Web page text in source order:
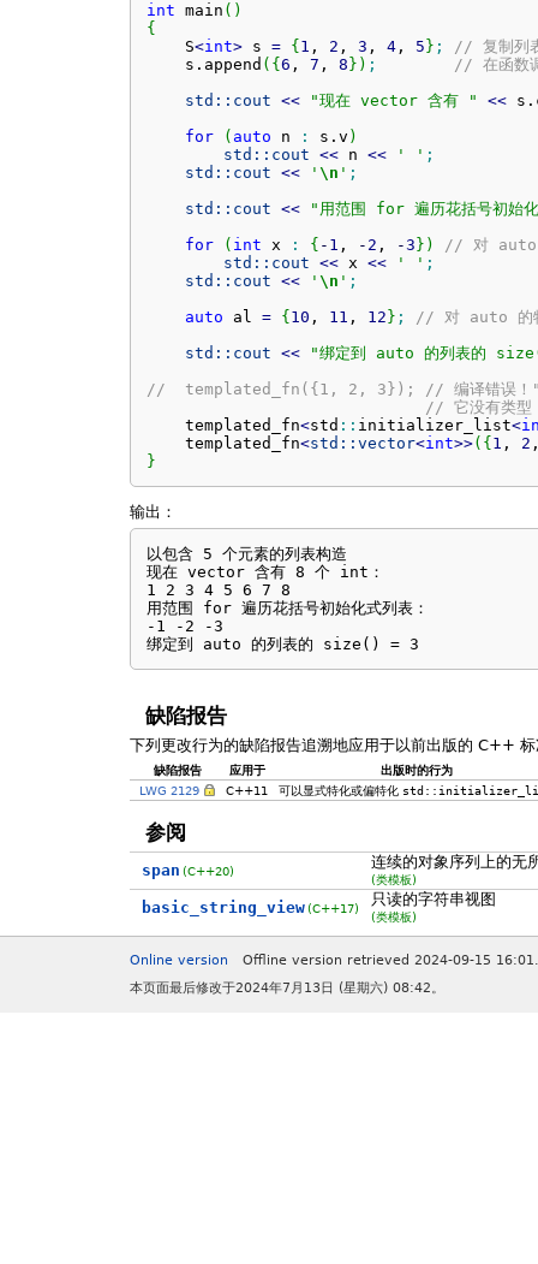
int main ( )
{
    S
<int> s = { 1 , 2 , 3 , 4, 5 } ;
// 复制列
    s.
append ( { 6 , 7 , 8 } ) ;
// 在函数
std:: cout << "现在 vector 含有 " << s.
for
( auto n : s. v )
std:: cout << n << ' ' ;
std:: cout << ' \n ' ;
std:: cout <<
"用范围 for 遍历花括号初始化
for
( int x : { - 1 , - 2 , -3 } )
// 对 auto
std:: cout << x << ' ' ;
std:: cout << ' \n ' ;
auto al = { 10 , 11 , 12 } ;
// 对 auto 的
std:: cout <<
"绑定到 auto 的列表的
//  templated_fn({1, 2, 3}); // 编译错误！
// 它没有类型
    templated_fn
<std :: initializer_list<
    templated_fn
<std:: vector<int>>( { 1 , 2
}
输出：
以包含 5 个元素的列表构造
现在 vector 含有 8 个 int：
1 2 3 4 5 6 7 8
用范围 for 遍历花括号初始化式列表：
-1 -2 -3
绑定到 auto 的列表的 size() = 3
缺陷报告
下列更改行为的缺陷报告追溯地应用于以前出版的 C++
缺陷报告 应用于
出版时的行为
LWG 2129
C++11 可以显式特化或偏特化
参阅
span (C++20) 连续的对象序列上的无
(类模板)
basic_string_view (C++17) 只读的字符串视图
(类模板)
Online version
Offline version retrieved 2024-09-15 16:01.
本页面最后修改于2024年7月13日 (星期六) 08:42。